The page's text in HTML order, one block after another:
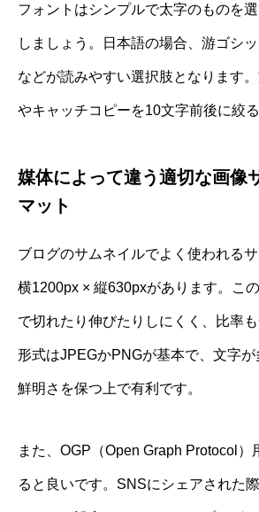
フォントはシンプルで太字のものを
しましょう。日本語の場合、游ゴシ
などが読みやすい選択肢となります
やキャッチコピーを10文字前後に絞
媒体によって違う適切な画像
マット
ブログのサムネイルでよく使われるサ
横1200px × 縦630pxがあります。こ
で切れたり伸びたりしにくく、比率
形式はJPEGかPNGが基本で、文字
鮮明さを保つ上で有利です。
また、OGP（Open Graph Protocol）
ると良いです。SNSにシェアされた